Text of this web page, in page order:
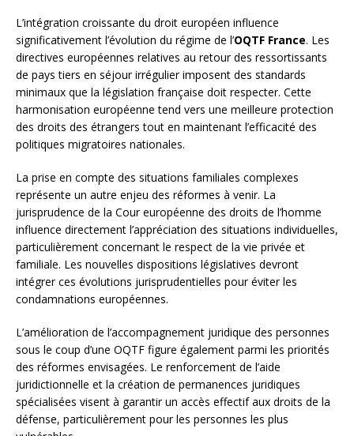
L’intégration croissante du droit européen influence
significativement l’évolution du régime de l’OQTF France. Les
directives européennes relatives au retour des ressortissants
de pays tiers en séjour irrégulier imposent des standards
minimaux que la législation française doit respecter. Cette
harmonisation européenne tend vers une meilleure protection
des droits des étrangers tout en maintenant l’efficacité des
politiques migratoires nationales.
La prise en compte des situations familiales complexes
représente un autre enjeu des réformes à venir. La
jurisprudence de la Cour européenne des droits de l’homme
influence directement l’appréciation des situations individuelles,
particulièrement concernant le respect de la vie privée et
familiale. Les nouvelles dispositions législatives devront
intégrer ces évolutions jurisprudentielles pour éviter les
condamnations européennes.
L’amélioration de l’accompagnement juridique des personnes
sous le coup d’une OQTF figure également parmi les priorités
des réformes envisagées. Le renforcement de l’aide
juridictionnelle et la création de permanences juridiques
spécialisées visent à garantir un accès effectif aux droits de la
défense, particulièrement pour les personnes les plus